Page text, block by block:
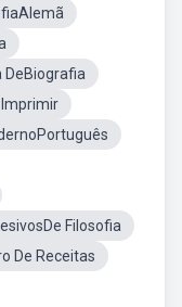
DeBiografia
Filosofia
De Receitas